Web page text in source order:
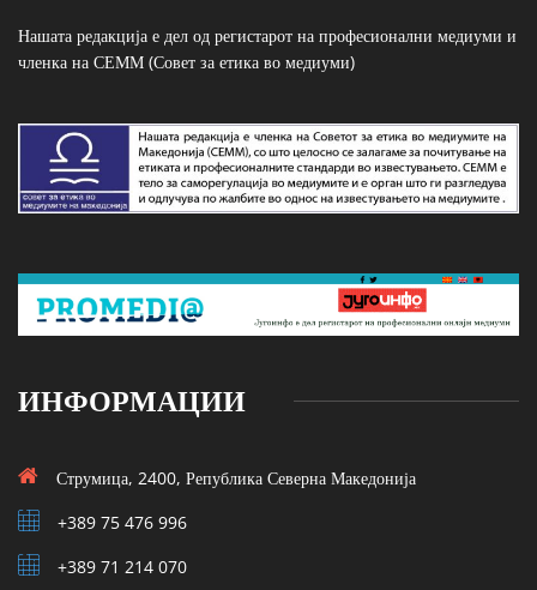
Нашата редакција е дел од регистарот на професионални медиуми и
членка на СЕММ (Совет за етика во медиуми)
ИНФОРМАЦИИ
Струмица, 2400, Република Северна Македонија
+389 75 476 996
+389 71 214 070